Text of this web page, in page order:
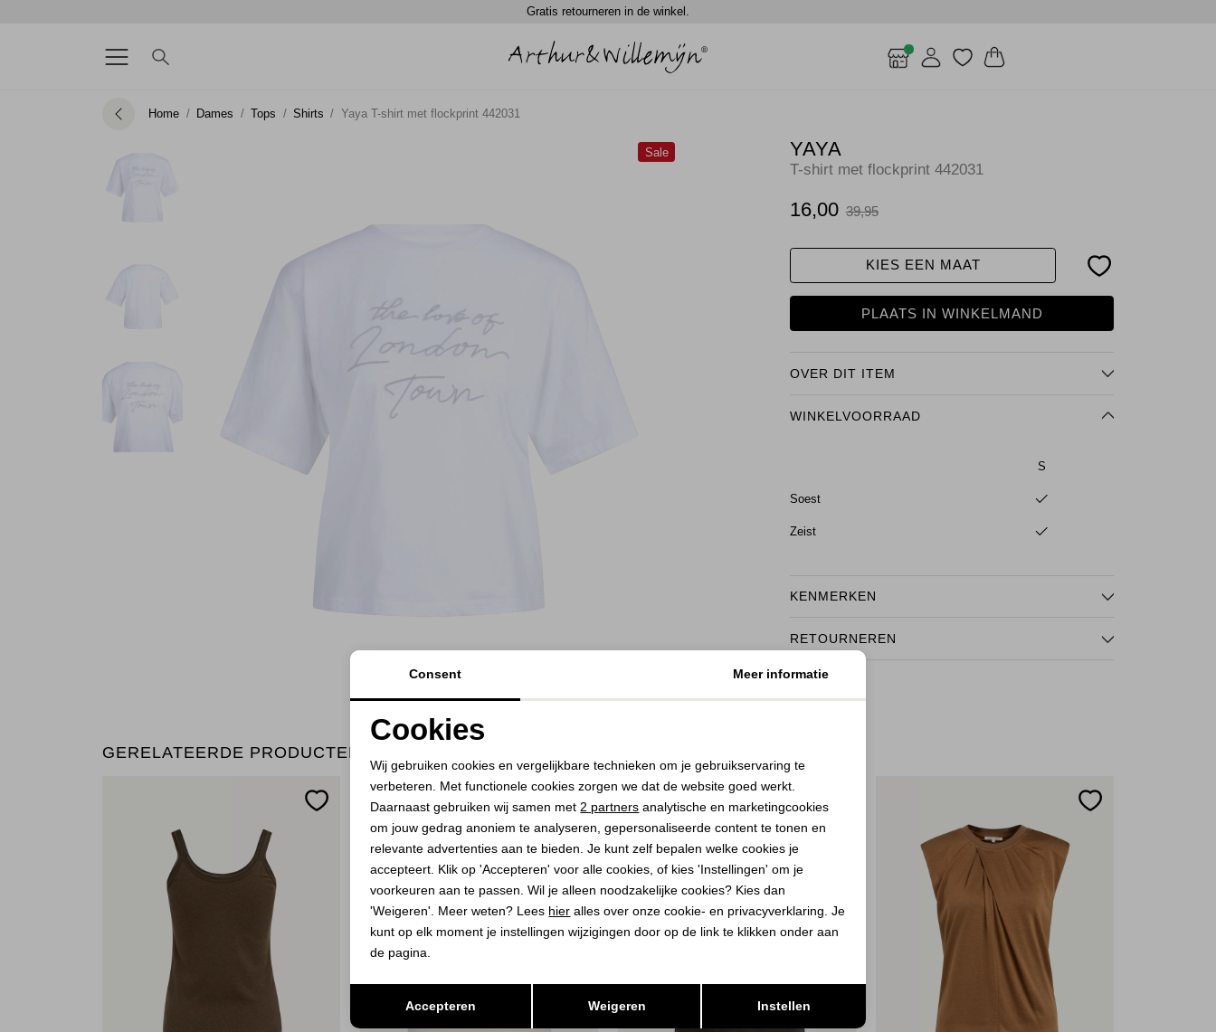
Gratis retourneren in de winkel.
Home Dames Tops Shirts Yaya T-shirt met flockprint 442031
Sale YAYA
T-shirt met flockprint 442031
16,00 39,95
KIES EEN MAAT
PLAATS IN WINKELMAND
OVER DIT ITEM
WINKELVOORRAAD
S
Soest
Zeist
KENMERKEN
RETOURNEREN
GERELATEERDE PRODUCTEN
Analytische cookies Marketing cookies
Consent Meer informatie
Cookies
Wij gebruiken cookies en vergelijkbare technieken om je gebruikservaring te
verbeteren. Met functionele cookies zorgen we dat de website goed werkt.
Daarnaast gebruiken wij samen met 2 partners analytische en marketingcookies
om jouw gedrag anoniem te analyseren, gepersonaliseerde content te tonen en
relevante advertenties aan te bieden. Je kunt zelf bepalen welke cookies je
accepteert. Klik op 'Accepteren' voor alle cookies, of kies 'Instellingen' om je
voorkeuren aan te passen. Wil je alleen noodzakelijke cookies? Kies dan
'Weigeren'. Meer weten? Lees hier alles over onze cookie- en privacyverklaring. Je
kunt op elk moment je instellingen wijzigingen door op de link te klikken onder aan
de pagina.
Accepteren Weigeren Instellen